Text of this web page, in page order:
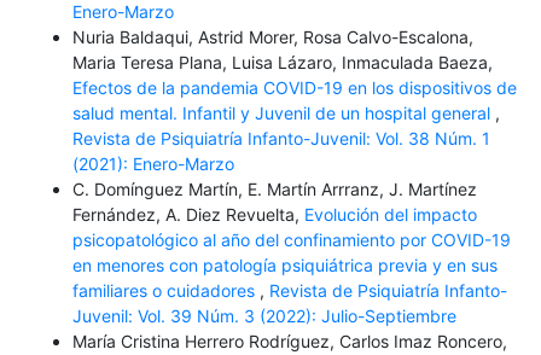
Enero-Marzo
Nuria Baldaqui, Astrid Morer, Rosa Calvo-Escalona,
Maria Teresa Plana, Luisa Lázaro, Inmaculada Baeza,
Efectos de la pandemia COVID-19 en los dispositivos de
salud mental. Infantil y Juvenil de un hospital general ,
Revista de Psiquiatría Infanto-Juvenil: Vol. 38 Núm. 1
(2021): Enero-Marzo
C. Domínguez Martín, E. Martín Arrranz, J. Martínez
Fernández, A. Diez Revuelta, Evolución del impacto
psicopatológico al año del confinamiento por COVID-19
en menores con patología psiquiátrica previa y en sus
familiares o cuidadores , Revista de Psiquiatría Infanto-
Juvenil: Vol. 39 Núm. 3 (2022): Julio-Septiembre
María Cristina Herrero Rodríguez, Carlos Imaz Roncero,